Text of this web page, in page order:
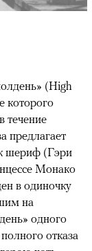
(High
которого
течение
предлагает
шериф (Гэри
Монако
в одиночку
на
одного
отказа